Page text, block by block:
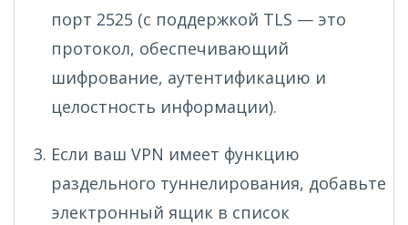
порт 2525 (с поддержкой TLS — это
протокол, обеспечивающий
шифрование, аутентификацию и
целостность информации).
Если ваш VPN имеет функцию
раздельного туннелирования, добавьте
электронный ящик в список